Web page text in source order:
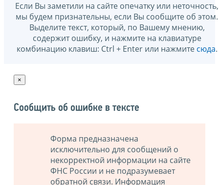
Если Вы заметили на сайте опечатку или неточность,
мы будем признательны, если Вы сообщите об этом.
Выделите текст, который, по Вашему мнению,
содержит ошибку, и нажмите на клавиатуре
комбинацию клавиш: Ctrl + Enter или нажмите сюда.
×
Сообщить об ошибке в тексте
Форма предназначена
исключительно для сообщений о
некорректной информации на сайте
ФНС России и не подразумевает
обратной связи. Информация